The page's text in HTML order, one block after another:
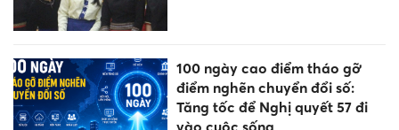
100 ngày cao điểm tháo gỡ
điểm nghẽn chuyển đổi số:
Tăng tốc để Nghị quyết 57 đi